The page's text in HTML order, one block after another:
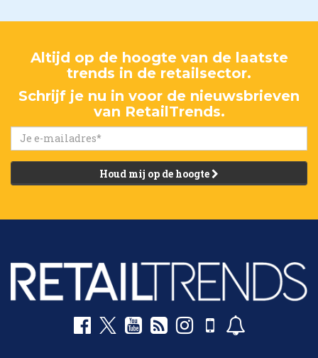
Altijd op de hoogte van de laatste
trends in de retailsector.
Schrijf je nu in voor de nieuwsbrieven
van RetailTrends.
Houd mij op de hoogte